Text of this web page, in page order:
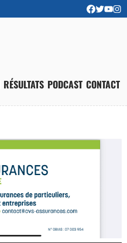
RÉSULTATS PODCAST CONTACT